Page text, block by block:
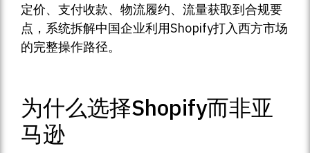
定价、支付收款、物流履约、流量获取到合规要
点，系统拆解中国企业利用Shopify打入西方市场
的完整操作路径。
为什么选择Shopify而非亚
马逊